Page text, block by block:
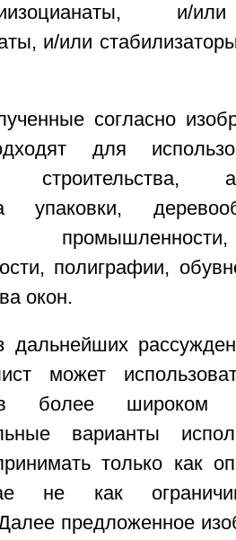
и/или
и/или
согласно
для
строительства,
упаковки,
полиграфии,
окон.
дальнейших
может
более широком
варианты
только как
не как
предложенное